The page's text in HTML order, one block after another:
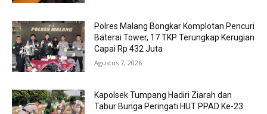
Polres Malang Bongkar Komplotan Pencuri
Baterai Tower, 17 TKP Terungkap Kerugian
Capai Rp 432 Juta
Agustus 7, 2026
Kapolsek Tumpang Hadiri Ziarah dan
Tabur Bunga Peringati HUT PPAD Ke-23